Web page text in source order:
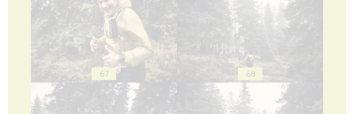
67 68